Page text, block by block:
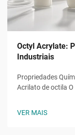
Octyl Acrylate:
Industriais
Propriedades
Acrilato de octila
VER MAIS